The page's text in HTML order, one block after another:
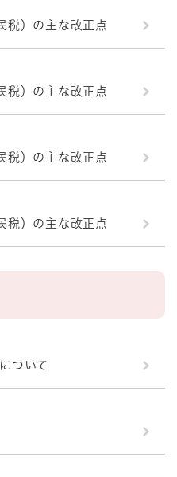
税）の主な改正点
税）の主な改正点
税）の主な改正点
税）の主な改正点
ついて